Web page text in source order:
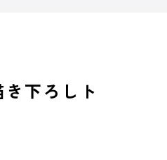
下ろしト